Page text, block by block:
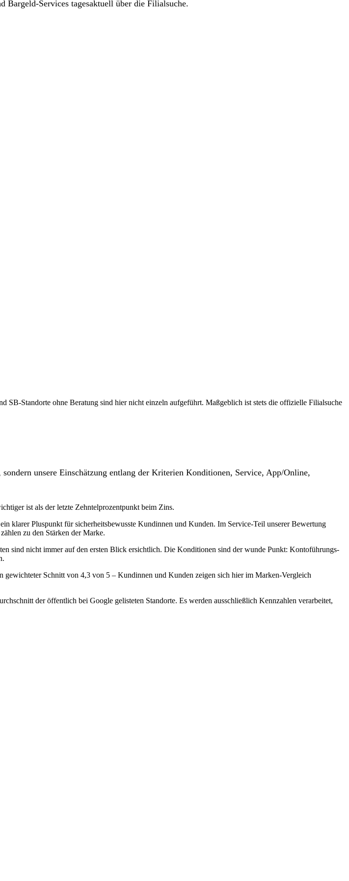
Bargeld-Services tagesaktuell über die Filialsuche.
SB-Standorte ohne Beratung sind hier nicht einzeln aufgeführt. Maßgeblich ist stets die offizielle Filialsuche
unsere Einschätzung entlang der Kriterien Konditionen, Service, App/Online,
ist als der letzte Zehntelprozentpunkt beim Zins.
klarer Pluspunkt für sicherheitsbewusste Kundinnen und Kunden. Im Service-Teil unserer Bewertung
zu den Stärken der Marke.
sind nicht immer auf den ersten Blick ersichtlich. Die Konditionen sind der wunde Punkt: Kontoführungs-
gewichteter Schnitt von 4,3 von 5 – Kundinnen und Kunden zeigen sich hier im Marken-Vergleich
der öffentlich bei Google gelisteten Standorte. Es werden ausschließlich Kennzahlen verarbeitet,